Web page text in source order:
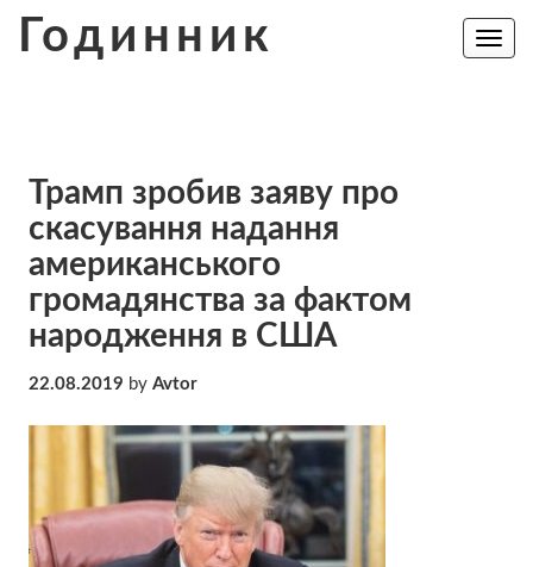
Годинник
Toggle
Трамп зробив заяву про
скасування надання
американського
громадянства за фактом
народження в США
22.08.2019 by Avtor